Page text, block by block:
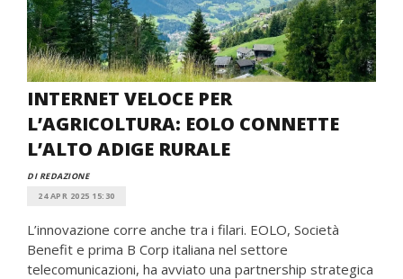
INTERNET VELOCE PER
L’AGRICOLTURA: EOLO CONNETTE
L’ALTO ADIGE RURALE
DI REDAZIONE
24 APR 2025 15:30
L’innovazione corre anche tra i filari. EOLO, Società
Benefit e prima B Corp italiana nel settore
telecomunicazioni, ha avviato una partnership strategica